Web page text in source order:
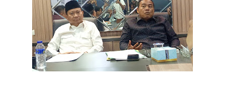
BANDAR LAMPUNG
METRO
LAMPUNG TENGAH
OLAHRAGA
ADVETORIAL